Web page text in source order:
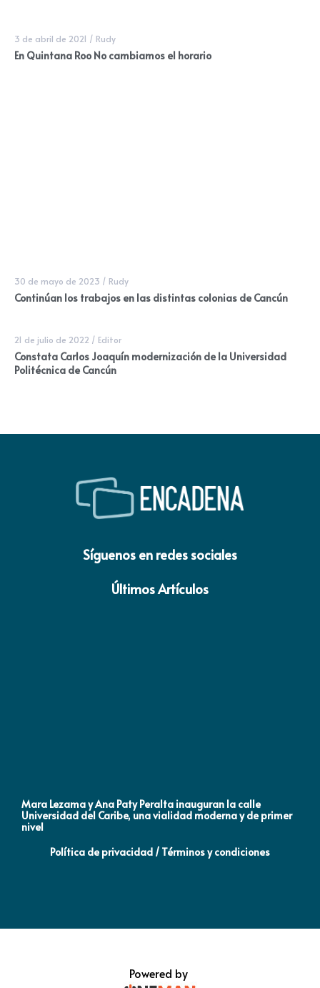
3 de abril de 2021 / Rudy
En Quintana Roo No cambiamos el horario
30 de mayo de 2023 / Rudy
Continúan los trabajos en las distintas colonias de Cancún
21 de julio de 2022 / Editor
Constata Carlos Joaquín modernización de la Universidad
Politécnica de Cancún
Síguenos en redes sociales
Últimos Artículos
Mara Lezama y Ana Paty Peralta inauguran la calle
Universidad del Caribe, una vialidad moderna y de primer
nivel
Política de privacidad / Términos y condiciones
Powered by